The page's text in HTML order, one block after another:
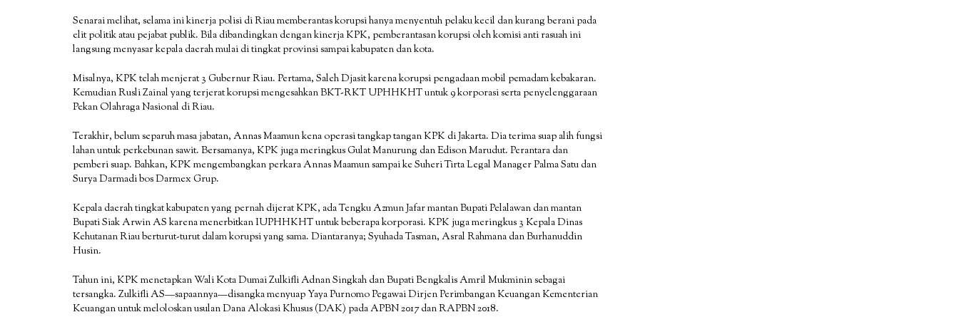
Senarai melihat, selama ini kinerja polisi di Riau memberantas korupsi hanya menyentuh pelaku kecil dan kurang berani pada
elit politik atau pejabat publik. Bila dibandingkan dengan kinerja KPK, pemberantasan korupsi oleh komisi anti rasuah ini
langsung menyasar kepala daerah mulai di tingkat provinsi sampai kabupaten dan kota.
Misalnya, KPK telah menjerat 3 Gubernur Riau. Pertama, Saleh Djasit karena korupsi pengadaan mobil pemadam kebakaran.
Kemudian Rusli Zainal yang terjerat korupsi mengesahkan BKT-RKT UPHHKHT untuk 9 korporasi serta penyelenggaraan
Pekan Olahraga Nasional di Riau.
Terakhir, belum separuh masa jabatan, Annas Maamun kena operasi tangkap tangan KPK di Jakarta. Dia terima suap alih fungsi
lahan untuk perkebunan sawit. Bersamanya, KPK juga meringkus Gulat Manurung dan Edison Marudut. Perantara dan
pemberi suap. Bahkan, KPK mengembangkan perkara Annas Maamun sampai ke Suheri Tirta Legal Manager Palma Satu dan
Surya Darmadi bos Darmex Grup.
Kepala daerah tingkat kabupaten yang pernah dijerat KPK, ada Tengku Azmun Jafar mantan Bupati Pelalawan dan mantan
Bupati Siak Arwin AS karena menerbitkan IUPHHKHT untuk beberapa korporasi. KPK juga meringkus 3 Kepala Dinas
Kehutanan Riau berturut-turut dalam korupsi yang sama. Diantaranya; Syuhada Tasman, Asral Rahmana dan Burhanuddin
Husin.
Tahun ini, KPK menetapkan Wali Kota Dumai Zulkifli Adnan Singkah dan Bupati Bengkalis Amril Mukminin sebagai
tersangka. Zulkifli AS—sapaannya—disangka menyuap Yaya Purnomo Pegawai Dirjen Perimbangan Keuangan Kementerian
Keuangan untuk meloloskan usulan Dana Alokasi Khusus (DAK) pada APBN 2017 dan RAPBN 2018.